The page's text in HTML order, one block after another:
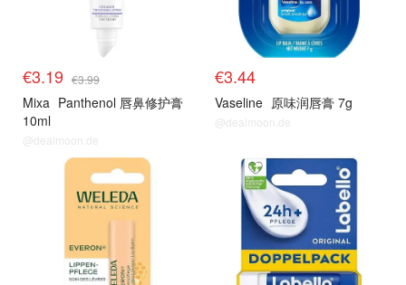
€3.19 €3.99
Mixa Panthenol 唇鼻修护膏
10ml
@dealmoon.de
€3.44
Vaseline 原味润唇膏 7g
@dealmoon.de